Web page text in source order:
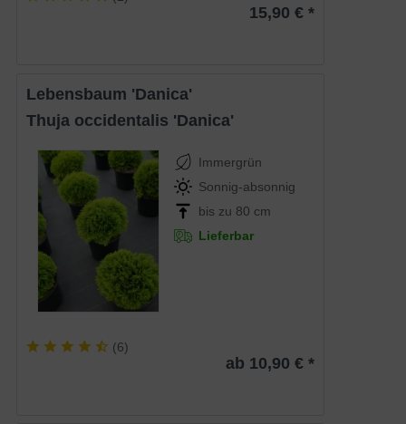
15,90 € *
Lebensbaum 'Danica'
Thuja occidentalis 'Danica'
Immergrün
Sonnig-absonnig
bis zu 80 cm
Lieferbar
(6)
ab 10,90 € *